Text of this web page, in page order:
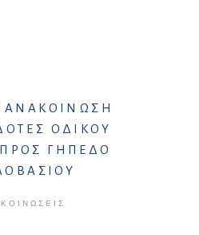
ΑΝΑΚΟΙΝΩΣΗ
ΟΔΙΚΟΥ
ΓΗΠΕΔΟ